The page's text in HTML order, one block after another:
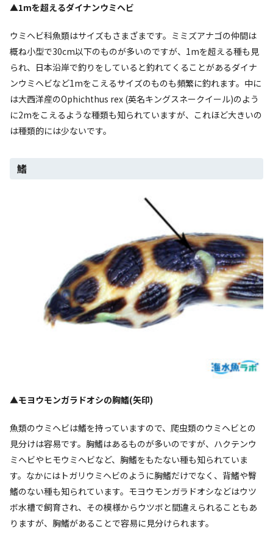
▲1mを超えるダイナンウミヘビ
ウミヘビ科魚類はサイズもさまざまです。ミミズアナゴの仲間は
概ね小型で30cm以下のものが多いのですが、1mを超える種も見
られ、日本沿岸で釣りをしていると釣れてくることがあるダイナ
ンウミヘビなど1mをこえるサイズのものも頻繁に釣れます。中に
は大西洋産のOphichthus rex (英名キングスネークイール)のよう
に2mをこえるような種類も知られていますが、これほど大きいの
は種類的には少ないです。
鰭
▲モヨウモンガラドオシの胸鰭(矢印)
魚類のウミヘビは鰭を持っていますので、爬虫類のウミヘビとの
見分けは容易です。胸鰭はあるものが多いのですが、ハクテンウ
ミヘビやヒモウミヘビなど、胸鰭をもたない種も知られていま
す。なかにはトガリウミヘビのように胸鰭だけでなく、背鰭や臀
鰭のない種も知られています。モヨウモンガラドオシなどはウツ
ボ水槽で飼育され、その模様からウツボと間違えられることもあ
りますが、胸鰭があることで容易に見分けられます。